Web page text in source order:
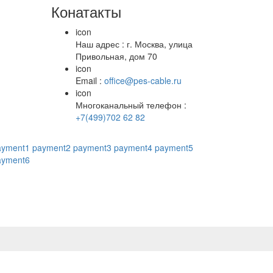
Конатакты
icon
Наш адрес : г. Москва, улица
Привольная, дом 70
icon
Email : office@pes-cable.ru
icon
Многоканальный телефон :
+7(499)702 62 82
payment2 payment3 payment4 payment5